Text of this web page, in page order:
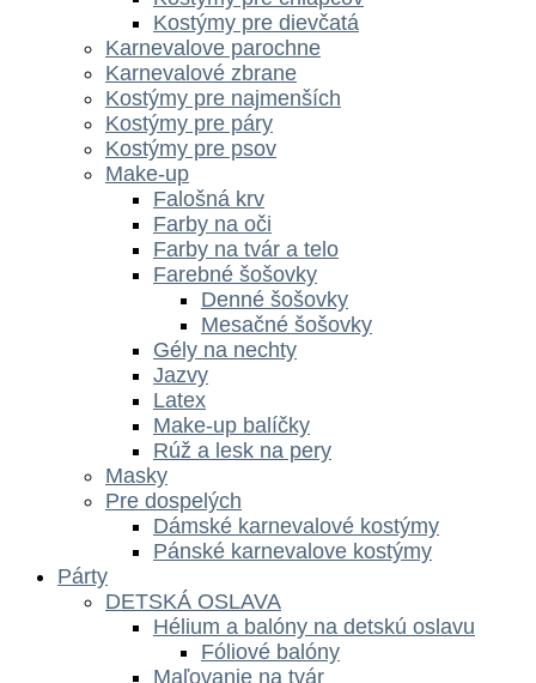
Kostýmy pre dievčatá
Karnevalove parochne
Karnevalové zbrane
Kostýmy pre najmenších
Kostýmy pre páry
Kostýmy pre psov
Make-up
Falošná krv
Farby na oči
Farby na tvár a telo
Farebné šošovky
Denné šošovky
Mesačné šošovky
Gély na nechty
Jazvy
Latex
Make-up balíčky
Rúž a lesk na pery
Masky
Pre dospelých
Dámské karnevalové kostýmy
Pánské karnevalove kostýmy
Párty
DETSKÁ OSLAVA
Hélium a balóny na detskú oslavu
Fóliové balóny
Maľovanie na tvár